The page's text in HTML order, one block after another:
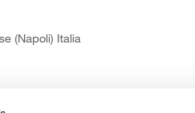
(Napoli) Italia